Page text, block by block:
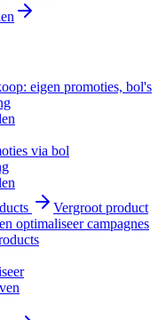
eigen promoties, bol's
via bol
Vergroot product
optimaliseer campagnes